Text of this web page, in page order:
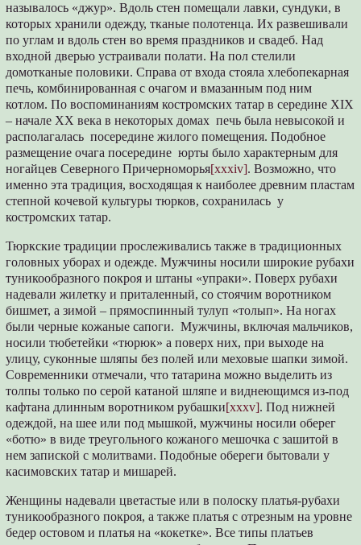
называлось «джур». Вдоль стен помещали лавки, сундуки, в
которых хранили одежду, тканые полотенца. Их развешивали
по углам и вдоль стен во время праздников и свадеб. Над
входной дверью устраивали полати. На пол стелили
домотканые половики. Справа от входа стояла хлебопекарная
печь, комбинированная с очагом и вмазанным под ним
котлом. По воспоминаниям костромских татар в середине XIX
– начале XX века в некоторых домах печь была невысокой и
располагалась посередине жилого помещения. Подобное
размещение очага посередине юрты было характерным для
ногайцев Северного Причерноморья[xxxiv]. Возможно, что
именно эта традиция, восходящая к наиболее древним пластам
степной кочевой культуры тюрков, сохранилась у
костромских татар.
Тюркские традиции прослеживались также в традиционных
головных уборах и одежде. Мужчины носили широкие рубахи
туникообразного покроя и штаны «упраки». Поверх рубахи
надевали жилетку и приталенный, со стоячим воротником
бишмет, а зимой – прямоспинный тулуп «толып». На ногах
были черные кожаные сапоги. Мужчины, включая мальчиков,
носили тюбетейки «тюрюк» а поверх них, при выходе на
улицу, суконные шляпы без полей или меховые шапки зимой.
Современники отмечали, что татарина можно выделить из
толпы только по серой катаной шляпе и виднеющимся из-под
кафтана длинным воротником рубашки[xxxv]. Под нижней
одеждой, на шее или под мышкой, мужчины носили оберег
«ботю» в виде треугольного кожаного мешочка с зашитой в
нем запиской с молитвами. Подобные обереги бытовали у
касимовских татар и мишарей.
Женщины надевали цветастые или в полоску платья-рубахи
туникообразного покроя, а также платья с отрезным на уровне
бедер остовом и платья на «кокетке». Все типы платьев